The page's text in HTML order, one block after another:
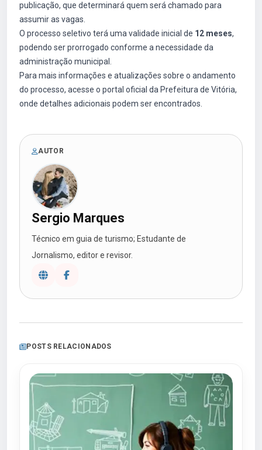
publicação, que determinará quem será chamado para
assumir as vagas.
O processo seletivo terá uma validade inicial de 12 meses,
podendo ser prorrogado conforme a necessidade da
administração municipal.
Para mais informações e atualizações sobre o andamento
do processo, acesse o portal oficial da Prefeitura de Vitória,
onde detalhes adicionais podem ser encontrados.
AUTOR
Sergio Marques
Técnico em guia de turismo; Estudante de
Jornalismo, editor e revisor.
POSTS RELACIONADOS